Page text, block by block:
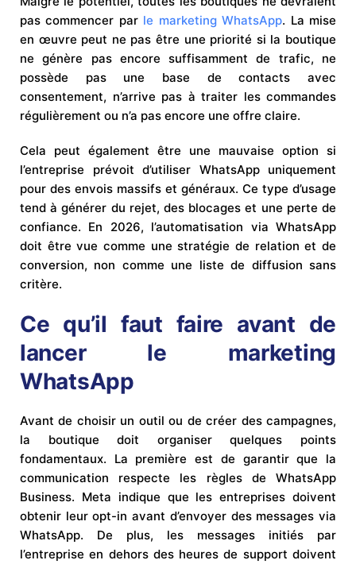
pas commencer par le marketing WhatsApp. La mise
en œuvre peut ne pas être une priorité si la boutique
ne génère pas encore suffisamment de trafic, ne
possède pas une base de contacts avec
consentement, n’arrive pas à traiter les commandes
régulièrement ou n’a pas encore une offre claire.
Cela peut également être une mauvaise option si
l’entreprise prévoit d’utiliser WhatsApp uniquement
pour des envois massifs et généraux. Ce type d’usage
tend à générer du rejet, des blocages et une perte de
confiance. En 2026, l’automatisation via WhatsApp
doit être vue comme une stratégie de relation et de
conversion, non comme une liste de diffusion sans
critère.
Ce qu’il faut faire avant de
lancer le marketing
WhatsApp
Avant de choisir un outil ou de créer des campagnes,
la boutique doit organiser quelques points
fondamentaux. La première est de garantir que la
communication respecte les règles de WhatsApp
Business. Meta indique que les entreprises doivent
obtenir leur opt-in avant d’envoyer des messages via
WhatsApp. De plus, les messages initiés par
l’entreprise en dehors des heures de support doivent